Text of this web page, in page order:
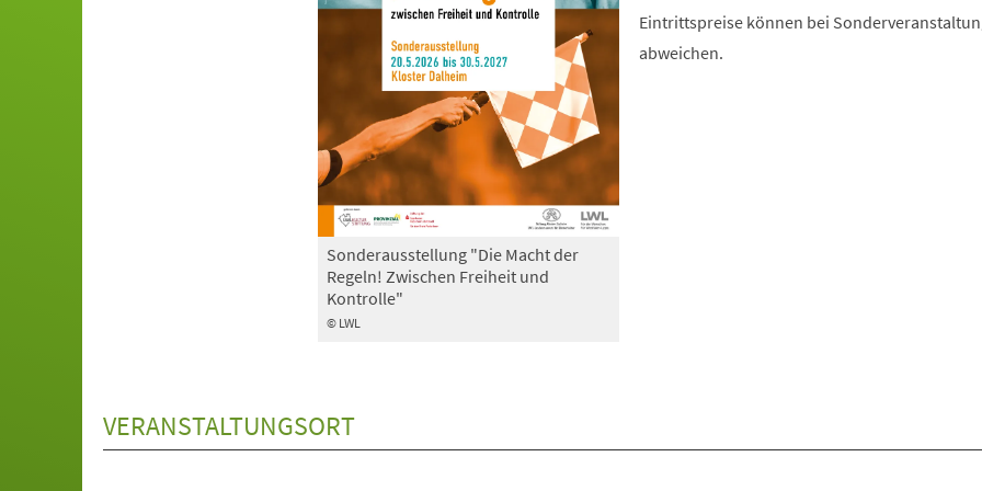
© LWL
Sonderausstellung "Die Macht der
Regeln! Zwischen Freiheit und
Kontrolle"
Eintrittspreise können bei
abweichen.
VERANSTALTUNGSORT